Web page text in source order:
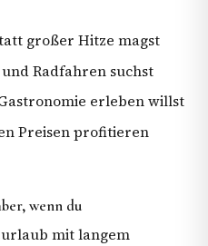
großer Hitze magst
Radfahren suchst
erleben willst
Preisen profitieren
wenn du
mit langem